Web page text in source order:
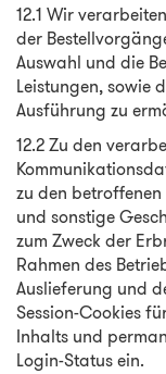
12.1 Wir
der
Auswahl und die
Leistungen, sowie
Ausführung zu
12.2 Zu den
zu den betroffenen
und sonstige
zum Zweck der
Rahmen des
Auslieferung und
Session-Cookies
Inhalts und
Login-Status ein.